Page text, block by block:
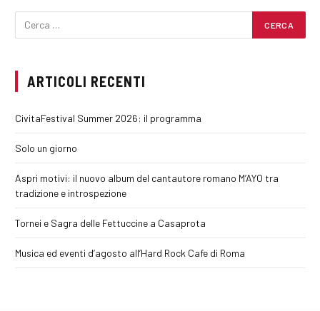
ARTICOLI RECENTI
CivitaFestival Summer 2026: il programma
Solo un giorno
Aspri motivi: il nuovo album del cantautore romano M’AYO tra
tradizione e introspezione
Tornei e Sagra delle Fettuccine a Casaprota
Musica ed eventi d’agosto all’Hard Rock Cafe di Roma